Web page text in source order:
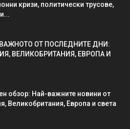
кризи, политически трусове,
ОТ ПОСЛЕДНИТЕ ДНИ:
ВЕЛИКОБРИТАНИЯ, ЕВРОПА И
обзор: Най-важните новини от
Великобритания, Европа и света